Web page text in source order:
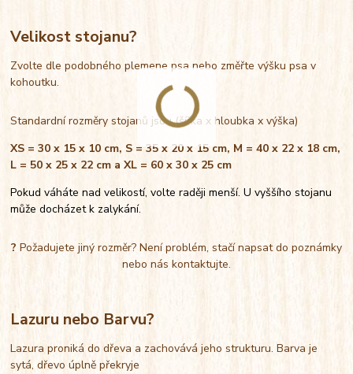
Velikost stojanu?
Zvolte dle podobného plemene psa nebo změřte výšku psa v
kohoutku.
Standardní rozměry stojanů jsou (šířka x hloubka x výška)
XS = 30 x 15 x 10 cm, S = 35 x 20 x 15 cm, M = 40 x 22 x 18 cm,
L = 50 x 25 x 22 cm a XL = 60 x 30 x 25 cm
Pokud váháte nad velikostí, volte raději menší. U vyššího stojanu
může docházet k zalykání.
? Požadujete jiný rozměr? Není problém, stačí napsat do poznámky
nebo nás kontaktujte.
Lazuru nebo Barvu?
Lazura proniká do dřeva a zachovává jeho strukturu. Barva je
sytá, dřevo úplně překryje